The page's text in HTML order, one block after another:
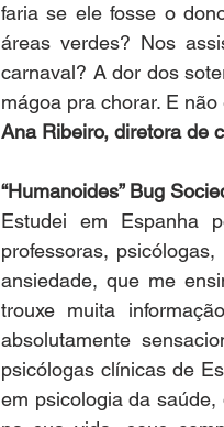
faria se ele fosse o
áreas verdes? Nos
carnaval? A dor dos
mágoa pra chorar. E
Ana Ribeiro, diretora de
“Humanoides” Bug
Estudei em Espanha
professoras,
ansiedade, que me
trouxe muita
absolutamente
psicólogas clínicas de
em psicologia da